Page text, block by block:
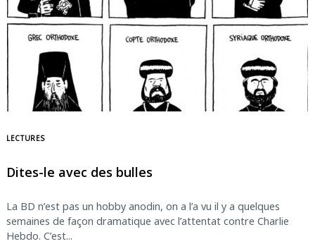
LECTURES
Dites-le avec des bulles
La BD n’est pas un hobby anodin, on a l’a vu il y a quelques
semaines de façon dramatique avec l’attentat contre Charlie
Hebdo. C’est...